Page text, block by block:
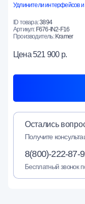
Удлинители интерфейсов
ID товара:3894
Артикул: F676-IN2-F16
Производитель:Kramer
Цена521 900 р.
Остались
Получите
8(800)-222-87-
Бесплатный звонок